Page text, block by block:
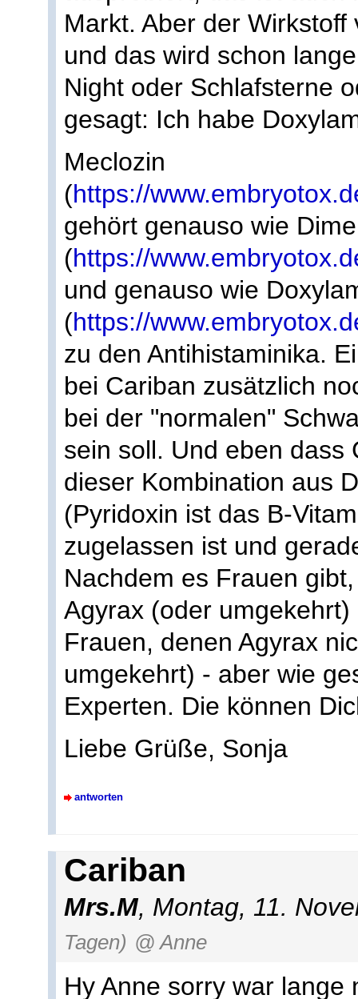
Markt. Aber der
und das wird schon
Night oder Schlafsterne
gesagt: Ich habe
Meclozin
(https://
gehört genauso wie
(https://
und genauso wie
(https://
zu den Antihistaminika.
bei Cariban zusätzlich
bei der "normalen"
sein soll. Und eben dass
dieser Kombination aus
(Pyridoxin ist das B-
zugelassen ist und
Nachdem es Frauen
Agyrax (oder
Frauen, denen Agyrax
umgekehrt) - aber wie
Experten. Die können
Liebe Grüße, Sonja
antworten
Cariban
Mrs.M, Montag, 11.
Tagen) @ Anne
Hy Anne sorry war